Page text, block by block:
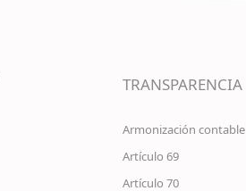
TRANSPARENCIA
Armonización contable
Artículo 69
Artículo 70